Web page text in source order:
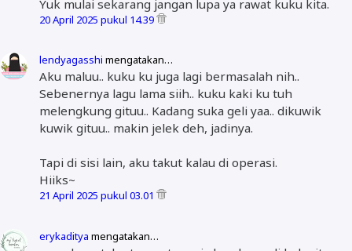
Yuk mulai sekarang jangan lupa ya rawat kuku kita.
20 April 2025 pukul 14.39
lendyagasshi mengatakan…
Aku maluu.. kuku ku juga lagi bermasalah nih..
Sebenernya lagu lama siih.. kuku kaki ku tuh
melengkung gituu.. Kadang suka geli yaa.. dikuwik
kuwik gituu.. makin jelek deh, jadinya.
Tapi di sisi lain, aku takut kalau di operasi.
Hiiks~
21 April 2025 pukul 03.01
erykaditya mengatakan…